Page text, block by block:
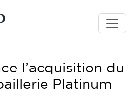
l’acquisition du
Platinum